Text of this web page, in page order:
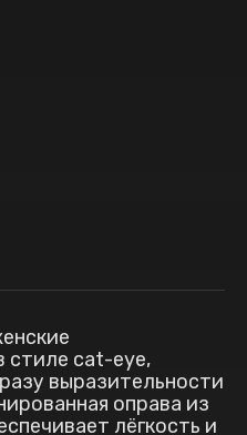
стиле cat-eye,
выразительности
оправа из
лёгкость и